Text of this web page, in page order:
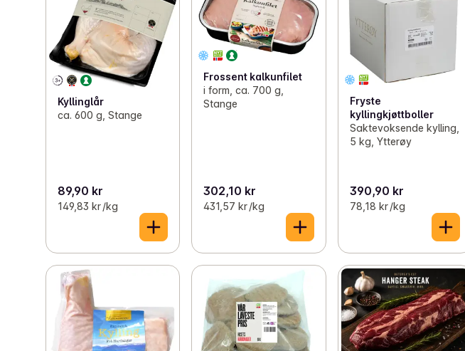
Kyllinglår
ca. 600 g, Stange
89,90 kr
149,83 kr /kg
Frossent kalkunfilet
i form, ca. 700 g,
Stange
302,10 kr
431,57 kr /kg
Fryste
kyllingkjøttboller
Saktevoksende kylling,
5 kg, Ytterøy
390,90 kr
78,18 kr /kg